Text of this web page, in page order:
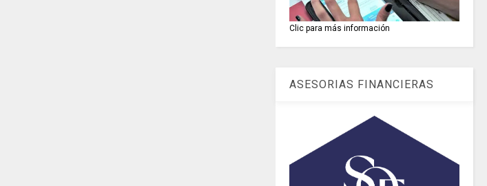
Clic para más información
ASESORIAS FINANCIERAS